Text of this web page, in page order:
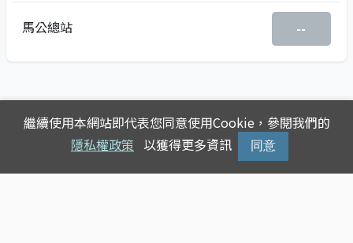
馬公總站 --
繼續使用本網站即代表您同意使用Cookie，參閱我們的
隱私權政策 以獲得更多資訊 同意